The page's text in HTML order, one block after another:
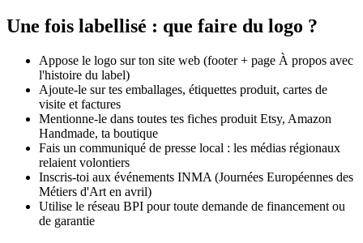
Une fois labellisé : que faire du logo ?
Appose le logo sur ton site web (footer + page À propos avec
l'histoire du label)
Ajoute-le sur tes emballages, étiquettes produit, cartes de
visite et factures
Mentionne-le dans toutes tes fiches produit Etsy, Amazon
Handmade, ta boutique
Fais un communiqué de presse local : les médias régionaux
relaient volontiers
Inscris-toi aux événements INMA (Journées Européennes des
Métiers d'Art en avril)
Utilise le réseau BPI pour toute demande de financement ou
de garantie